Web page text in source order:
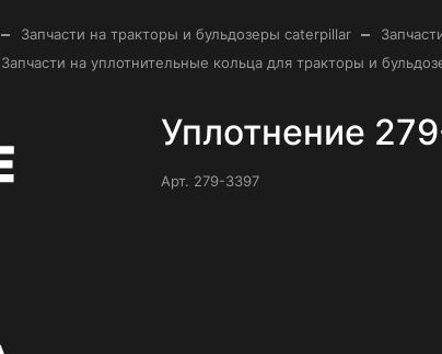
– Запчасти на тракторы и бульдозеры caterpillar –
Запчасти на уплотнительные кольца для тракторы и
Уплотнение
Арт. 279-3397